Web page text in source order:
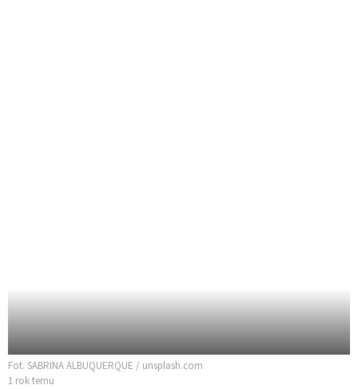
Fot. SABRINA ALBUQUERQUE / unsplash.com
1 rok temu